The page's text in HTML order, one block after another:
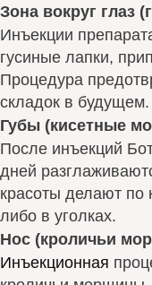
Зона вокруг глаз
Инъекции
гусиные лапки,
Процедура
складок в будущем.
Губы (кисетные
После инъекций
дней
красоты делают по
либо в уголках.
Нос (кроличьи
Инъекционная